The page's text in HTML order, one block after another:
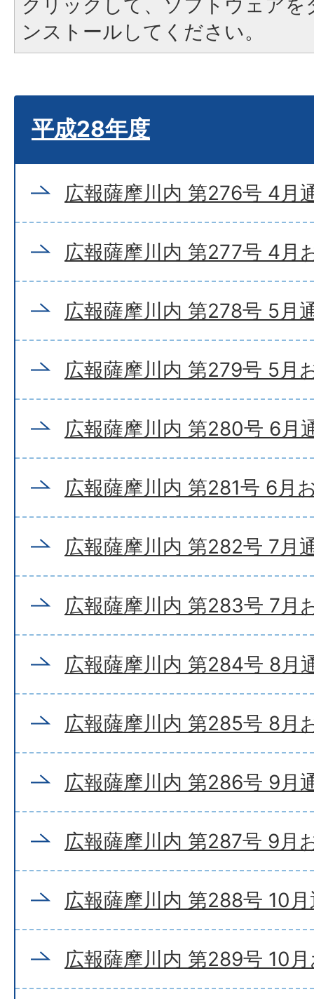
ンストールしてください。
平成28年度
広報薩摩川内 第276号 4月
広報薩摩川内 第277号 4月
広報薩摩川内 第278号 5月
広報薩摩川内 第279号 5月
広報薩摩川内 第280号 6月
広報薩摩川内 第281号 6月
広報薩摩川内 第282号 7月
広報薩摩川内 第283号 7月
広報薩摩川内 第284号 8月
広報薩摩川内 第285号 8月
広報薩摩川内 第286号 9月
広報薩摩川内 第287号 9月
広報薩摩川内 第288号 10
広報薩摩川内 第289号 10